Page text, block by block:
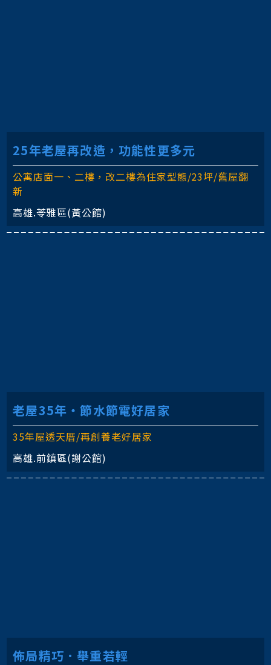
25年老屋再改造，功能性更多元
公寓店面一、二樓，改二樓為住家型態/23坪/舊屋翻
新
高雄.苓雅區(黃公館)
老屋35年‧節水節電好居家
35年屋透天厝/再創養老好居家
高雄.前鎮區(謝公館)
佈局精巧．舉重若輕